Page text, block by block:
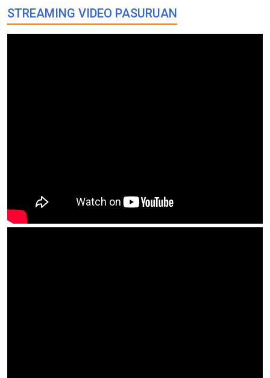
STREAMING VIDEO PASURUAN